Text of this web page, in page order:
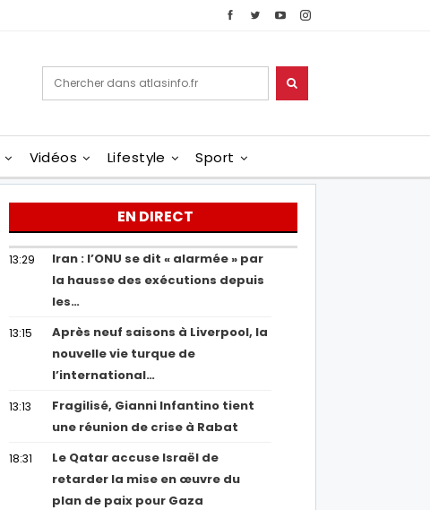
Vidéos Lifestyle Sport
EN DIRECT
13:29
Iran : l’ONU se dit « alarmée » par
la hausse des exécutions depuis
les…
13:15
Après neuf saisons à Liverpool, la
nouvelle vie turque de
l’international…
13:13
Fragilisé, Gianni Infantino tient
une réunion de crise à Rabat
18:31
Le Qatar accuse Israël de
retarder la mise en œuvre du
plan de paix pour Gaza